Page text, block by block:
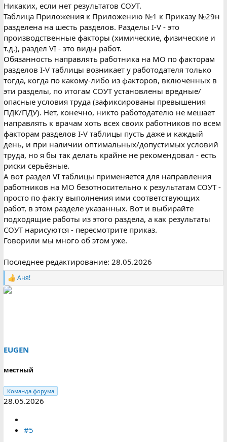
Никаких, если нет результатов СОУТ.
Таблица Приложения к Приложению №1 к Приказу №29н
разделена на шесть разделов. Разделы I-V - это
производственные факторы (химические, физические и
т.д.), раздел VI - это виды работ.
Обязанность направлять работника на МО по факторам
разделов I-V таблицы возникает у работодателя только
тогда, когда по какому-либо из факторов, включённых в
эти разделы, по итогам СОУТ установлены вредные/
опасные условия труда (зафиксированы превышения
ПДК/ПДУ). Нет, конечно, никто работодателю не мешает
направлять к врачам хоть всех своих работников по всем
факторам разделов I-V таблицы пусть даже и каждый
день, и при наличии оптимальных/допустимых условий
труда, но я бы так делать крайне не рекомендовал - есть
риски серьёзные.
А вот раздел VI таблицы применяется для направления
работников на МО безотносительно к результатам СОУТ -
просто по факту выполнения ими соответствующих
работ, в этом разделе указанных. Вот и выбирайте
подходящие работы из этого раздела, а как результаты
СОУТ нарисуются - пересмотрите приказ.
Говорили мы много об этом уже.
Последнее редактирование: 28.05.2026
Р
е
Аня!
EUGEN
местный
Команда форума
28.05.2026
#5